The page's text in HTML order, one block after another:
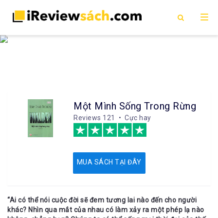
Một Mình Sống Trong Rừng
Reviews 121 • Cực hay
MUA SÁCH TẠI ĐÂY
“Ai có thể nói cuộc đời sẽ đem tương lai nào đến cho người
khác? Nhìn qua mắt của nhau có làm xảy ra một phép lạ nào